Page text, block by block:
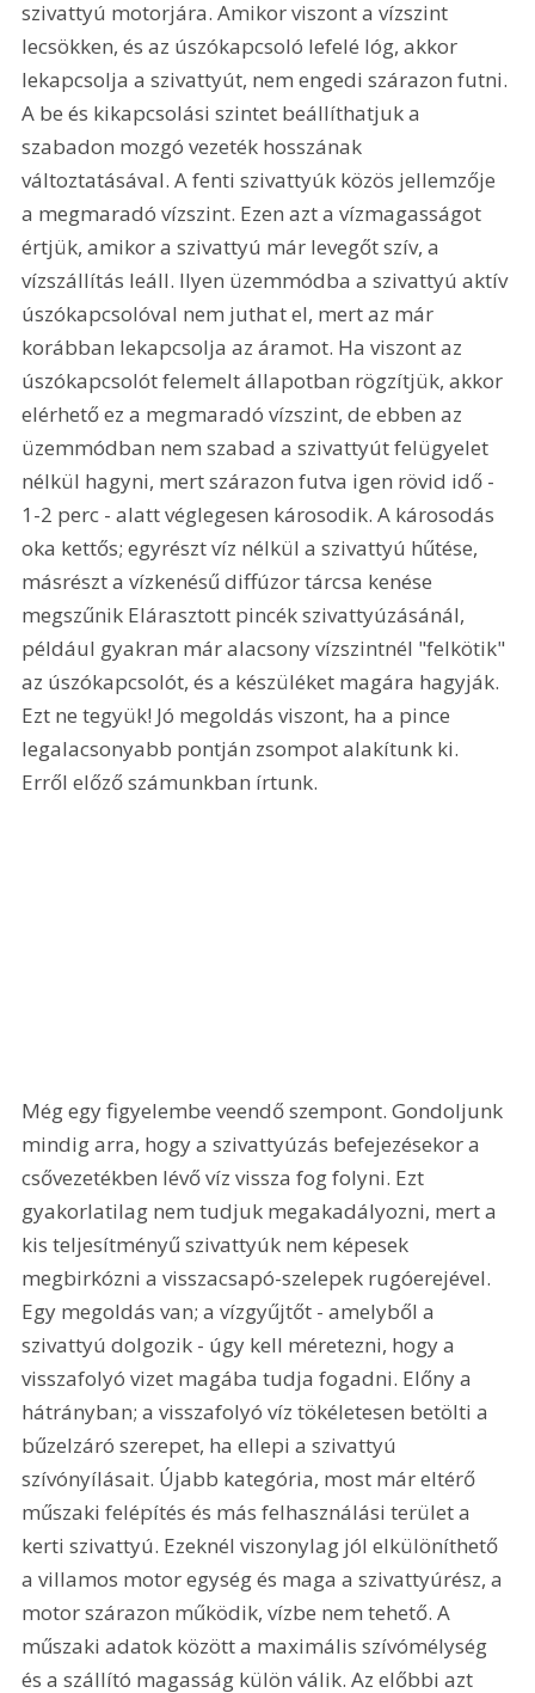
szivattyú motorjára. Amikor viszont a vízszint
lecsökken, és az úszókapcsoló lefelé lóg, akkor
lekapcsolja a szivattyút, nem engedi szárazon futni.
A be és kikapcsolási szintet beállíthatjuk a
szabadon mozgó vezeték hosszának
változtatásával. A fenti szivattyúk közös jellemzője
a megmaradó vízszint. Ezen azt a vízmagasságot
értjük, amikor a szivattyú már levegőt szív, a
vízszállítás leáll. Ilyen üzemmódba a szivattyú aktív
úszókapcsolóval nem juthat el, mert az már
korábban lekapcsolja az áramot. Ha viszont az
úszókapcsolót felemelt állapotban rögzítjük, akkor
elérhető ez a megmaradó vízszint, de ebben az
üzemmódban nem szabad a szivattyút felügyelet
nélkül hagyni, mert szárazon futva igen rövid idő -
1-2 perc - alatt véglegesen károsodik. A károsodás
oka kettős; egyrészt víz nélkül a szivattyú hűtése,
másrészt a vízkenésű diffúzor tárcsa kenése
megszűnik Elárasztott pincék szivattyúzásánál,
például gyakran már alacsony vízszintnél "felkötik"
az úszókapcsolót, és a készüléket magára hagyják.
Ezt ne tegyük! Jó megoldás viszont, ha a pince
legalacsonyabb pontján zsompot alakítunk ki.
Erről előző számunkban írtunk.
Még egy figyelembe veendő szempont. Gondoljunk
mindig arra, hogy a szivattyúzás befejezésekor a
csővezetékben lévő víz vissza fog folyni. Ezt
gyakorlatilag nem tudjuk megakadályozni, mert a
kis teljesítményű szivattyúk nem képesek
megbirkózni a visszacsapó-szelepek rugóerejével.
Egy megoldás van; a vízgyűjtőt - amelyből a
szivattyú dolgozik - úgy kell méretezni, hogy a
visszafolyó vizet magába tudja fogadni. Előny a
hátrányban; a visszafolyó víz tökéletesen betölti a
bűzelzáró szerepet, ha ellepi a szivattyú
szívónyílásait. Újabb kategória, most már eltérő
műszaki felépítés és más felhasználási terület a
kerti szivattyú. Ezeknél viszonylag jól elkülöníthető
a villamos motor egység és maga a szivattyúrész, a
motor szárazon működik, vízbe nem tehető. A
műszaki adatok között a maximális szívómélység
és a szállító magasság külön válik. Az előbbi azt